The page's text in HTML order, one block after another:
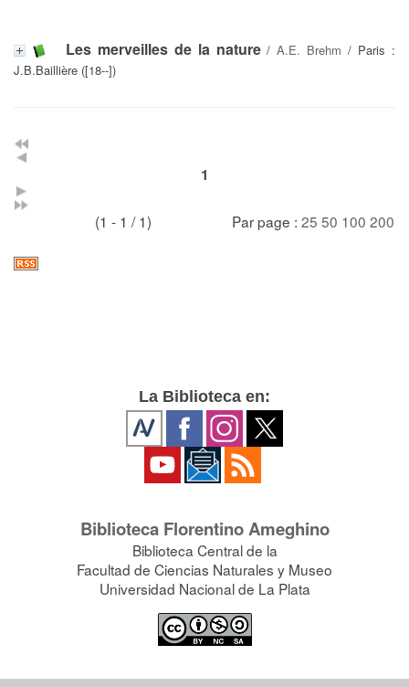
Les merveilles de la nature/A.E. Brehm / Paris :
J.B.Baillière ([18--])
1
(1 - 1 / 1) Par page : 25 50 100 200
La Biblioteca en:
Biblioteca Florentino Ameghino
Biblioteca Central de la
Facultad de Ciencias Naturales y Museo
Universidad Nacional de La Plata